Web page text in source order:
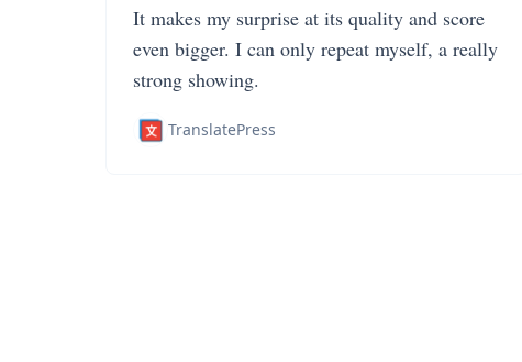
It makes my surprise at its quality and score
even bigger. I can only repeat myself, a really
strong showing.
TranslatePress